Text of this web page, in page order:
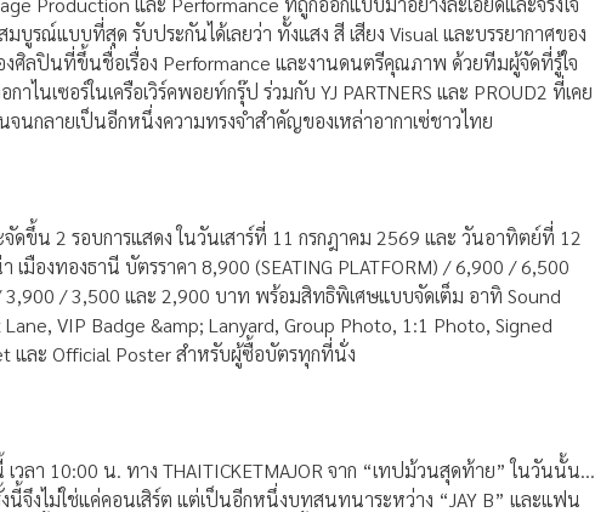
รณ์แบบที่สุด รับประกันได้เลยว่า ทั้งแสง สี เสียง Visual และบรรยากาศของ
งศิลปินที่ขึ้นชื่อเรื่อง Performance และงานดนตรีคุณภาพ ด้วยทีมผู้จัดที่รู้ใจ
นเซอร์ในเครือเวิร์คพอยท์กรุ๊ป ร่วมกับ YJ PARTNERS และ PROUD2 ที่เคย
จนกลายเป็นอีกหนึ่งความทรงจำสำคัญของเหล่าอากาเซ่ชาวไทย
ดขึ้น 2 รอบการแสดง ในวันเสาร์ที่ 11 กรกฎาคม 2569 และ วันอาทิตย์ที่ 12
มืองทองธานี บัตรราคา 8,900 (SEATING PLATFORM) / 6,900 / 6,500
/ 3,500 และ 2,900 บาท พร้อมสิทธิพิเศษแบบจัดเต็ม อาทิ Sound
VIP Badge &amp; Lanyard, Group Photo, 1:1 Photo, Signed
และ Official Poster สำหรับผู้ซื้อบัตรทุกที่นั่ง
วลา 10:00 น. ทาง THAITICKETMAJOR จาก “เทปม้วนสุดท้าย” ในวันนั้น…
นี้จึงไม่ใช่แค่คอนเสิร์ต แต่เป็นอีกหนึ่งบทสนทนาระหว่าง “JAY B” และแฟน